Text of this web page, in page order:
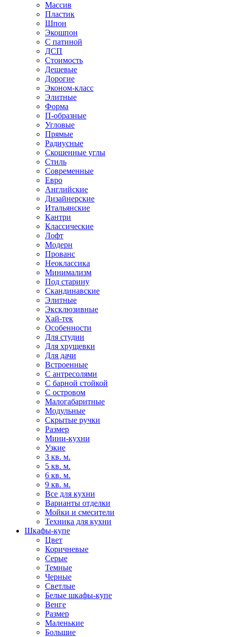
Массив
Пластик
Шпон
Экошпон
С патиной
ДСП
Стоимость
Дешевые
Дорогие
Эконом-класс
Элитные
Форма
П-образные
Угловые
Прямые
Радиусные
Скошенные углы
Стиль
Современные
Евро
Английские
Дизайнерские
Итальянские
Кантри
Классические
Лофт
Модерн
Прованс
Неоклассика
Минимализм
Под старину
Скандинавские
Элитные
Эксклюзивные
Хай-тек
Особенности
Для студии
Для хрущевки
Для дачи
Встроенные
С антресолями
С барной стойкой
С островом
Малогабаритные
Модульные
Скрытые ручки
Размер
Мини-кухни
Узкие
3 кв. м.
5 кв. м.
6 кв. м.
9 кв. м.
Все для кухни
Варианты отделки
Мойки и смесители
Техника для кухни
Шкафы-купе
Цвет
Коричневые
Серые
Темные
Черные
Светлые
Белые шкафы-купе
Венге
Размер
Маленькие
Большие